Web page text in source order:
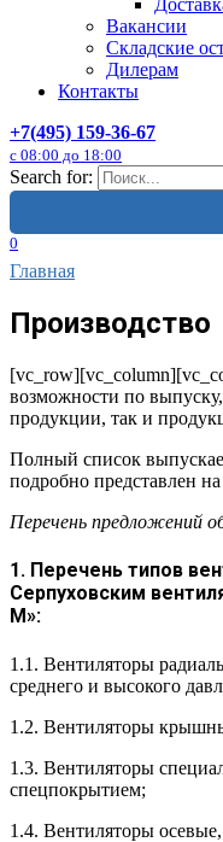
Вакансии
Складские
Дилерам
Контакты
+7(495) 159-36-67
с 08:00 до 18:00
Search for:
0
Главная
Производство
возможности по
продукции, так и
Полный список
подробно представлен
Перечень предложений
1. Перечень типов
Серпуховским
М»:
1.1. Вентиляторы
среднего и высокого
1.2. Вентиляторы
1.3. Вентиляторы
спецпокрытием;
1.4. Вентиляторы